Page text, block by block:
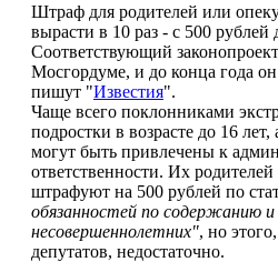
Штраф для родителей или
вырасти в 10 раз - с 500 рублей
Соответствующий
Мосгордуме, и до конца года
пишут "Известия".
Чаще всего поклонниками
подростки в возрасте до 16
могут быть привлечены к
ответственности. Их
штрафуют на 500 рублей по
обязанностей по содержанию
несовершеннолетних", но
депутатов, недостаточно.